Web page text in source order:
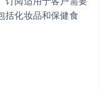
括化妆品和保健食